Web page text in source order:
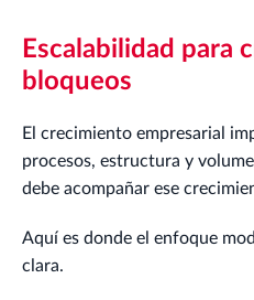
Escalabilidad para
bloqueos
El crecimiento empresarial
procesos, estructura y
debe acompañar ese
Aquí es donde el enfoque
clara.